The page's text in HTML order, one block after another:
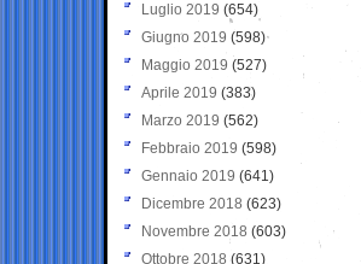
Luglio 2019 (654)
Giugno 2019 (598)
Maggio 2019 (527)
Aprile 2019 (383)
Marzo 2019 (562)
Febbraio 2019 (598)
Gennaio 2019 (641)
Dicembre 2018 (623)
Novembre 2018 (603)
Ottobre 2018 (631)